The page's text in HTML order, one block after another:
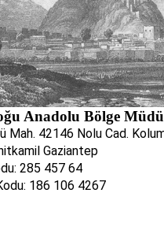
Anadolu Bölge
Mah. 42146 Nolu Cad.
Gaziantep
285 457 64
186 106 4267